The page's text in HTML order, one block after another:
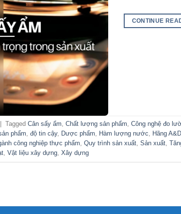
CONTINUE
Tagged Cân sấy ẩm, Chất lượng sản phẩm, Công nghệ đo
phẩm, độ tin cậy, Dược phẩm, Hàm lượng nước, Hãng A&D
công nghiệp thực phẩm, Quy trình sản xuất, Sản xuất,
, Vật liệu xây dựng, Xây dựng